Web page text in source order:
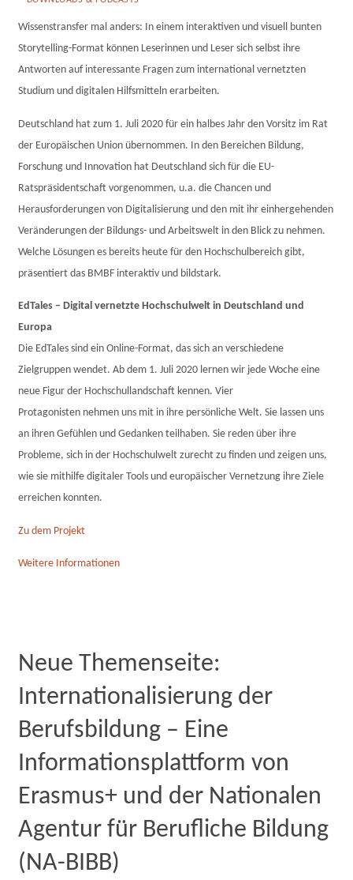
Wissenstransfer mal anders: In einem interaktiven und visuell bunten
Storytelling-Format können Leserinnen und Leser sich selbst ihre
Antworten auf interessante Fragen zum international vernetzten
Studium und digitalen Hilfsmitteln erarbeiten.
Deutschland hat zum 1. Juli 2020 für ein halbes Jahr den Vorsitz im Rat
der Europäischen Union übernommen. In den Bereichen Bildung,
Forschung und Innovation hat Deutschland sich für die EU-
Ratspräsidentschaft vorgenommen, u.a. die Chancen und
Herausforderungen von Digitalisierung und den mit ihr einhergehenden
Veränderungen der Bildungs- und Arbeitswelt in den Blick zu nehmen.
Welche Lösungen es bereits heute für den Hochschulbereich gibt,
präsentiert das BMBF interaktiv und bildstark.
EdTales – Digital vernetzte Hochschulwelt in Deutschland und
Europa
Die EdTales sind ein Online-Format, das sich an verschiedene
Zielgruppen wendet. Ab dem 1. Juli 2020 lernen wir jede Woche eine
neue Figur der Hochschullandschaft kennen. Vier
Protagonisten nehmen uns mit in ihre persönliche Welt. Sie lassen uns
an ihren Gefühlen und Gedanken teilhaben. Sie reden über ihre
Probleme, sich in der Hochschulwelt zurecht zu finden und zeigen uns,
wie sie mithilfe digitaler Tools und europäischer Vernetzung ihre Ziele
erreichen konnten.
Zu dem Projekt
Weitere Informationen
Neue Themenseite:
Internationalisierung der
Berufsbildung – Eine
Informationsplattform von
Erasmus+ und der Nationalen
Agentur für Berufliche Bildung
(NA-BIBB)